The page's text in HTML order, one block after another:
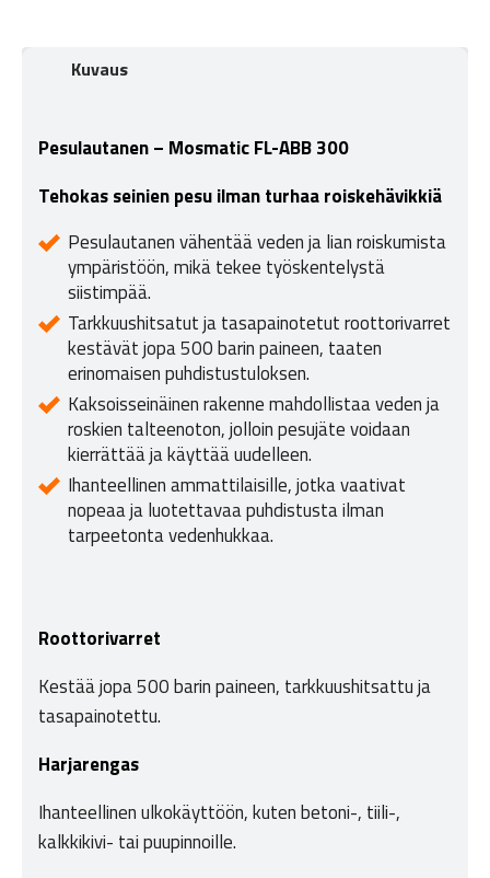
Kuvaus
Pesulautanen – Mosmatic FL-ABB 300
Tehokas seinien pesu ilman turhaa roiskehävikkiä
Pesulautanen vähentää veden ja lian roiskumista
ympäristöön, mikä tekee työskentelystä
siistimpää.
Tarkkuushitsatut ja tasapainotetut roottorivarret
kestävät jopa 500 barin paineen, taaten
erinomaisen puhdistustuloksen.
Kaksoisseinäinen rakenne mahdollistaa veden ja
roskien talteenoton, jolloin pesujäte voidaan
kierrättää ja käyttää uudelleen.
Ihanteellinen ammattilaisille, jotka vaativat
nopeaa ja luotettavaa puhdistusta ilman
tarpeetonta vedenhukkaa.
Roottorivarret
Kestää jopa 500 barin paineen, tarkkuushitsattu ja
tasapainotettu.
Harjarengas
Ihanteellinen ulkokäyttöön, kuten betoni-, tiili-,
kalkkikivi- tai puupinnoille.